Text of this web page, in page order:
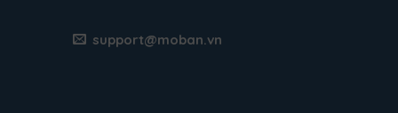
support@moban.vn